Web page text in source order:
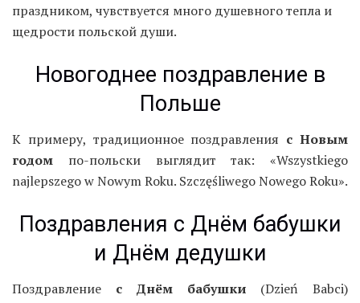
праздником, чувствуется много душевного тепла и
щедрости польской души.
Новогоднее поздравление в
Польше
К примеру, традиционное поздравления с Новым
годом по-польски выглядит так: «Wszystkiego
najlepszego w Nowym Roku. Szczęśliwego Nowego Roku».
Поздравления с Днём бабушки
и Днём дедушки
Поздравление с Днём бабушки (Dzień Babci)